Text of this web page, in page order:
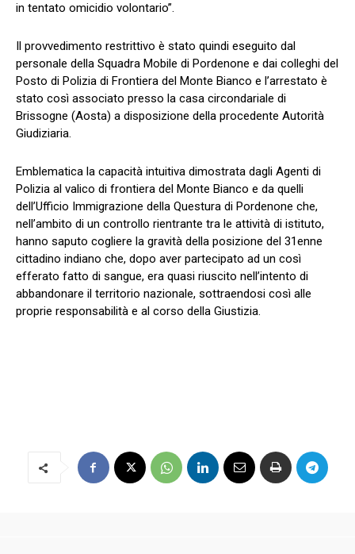
in tentato omicidio volontario”.
Il provvedimento restrittivo è stato quindi eseguito dal
personale della Squadra Mobile di Pordenone e dai colleghi del
Posto di Polizia di Frontiera del Monte Bianco e l’arrestato è
stato così associato presso la casa circondariale di
Brissogne (Aosta) a disposizione della procedente Autorità
Giudiziaria.
Emblematica la capacità intuitiva dimostrata dagli Agenti di
Polizia al valico di frontiera del Monte Bianco e da quelli
dell’Ufficio Immigrazione della Questura di Pordenone che,
nell’ambito di un controllo rientrante tra le attività di istituto,
hanno saputo cogliere la gravità della posizione del 31enne
cittadino indiano che, dopo aver partecipato ad un così
efferato fatto di sangue, era quasi riuscito nell’intento di
abbandonare il territorio nazionale, sottraendosi così alle
proprie responsabilità e al corso della Giustizia.